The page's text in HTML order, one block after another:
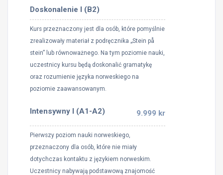
Doskonalenie I (B2)
Kurs przeznaczony jest dla osób, które pomyślnie
zrealizowały materiał z podręcznika „Stein på
stein” lub równoważnego. Na tym poziomie nauki,
uczestnicy kursu będą doskonalić gramatykę
oraz rozumienie języka norweskiego na
poziomie zaawansowanym.
Intensywny I (A1-A2) 9.999 kr
Pierwszy poziom nauki norweskiego,
przeznaczony dla osób, które nie miały
dotychczas kontaktu z językiem norweskim.
Uczestnicy nabywają podstawową znajomość